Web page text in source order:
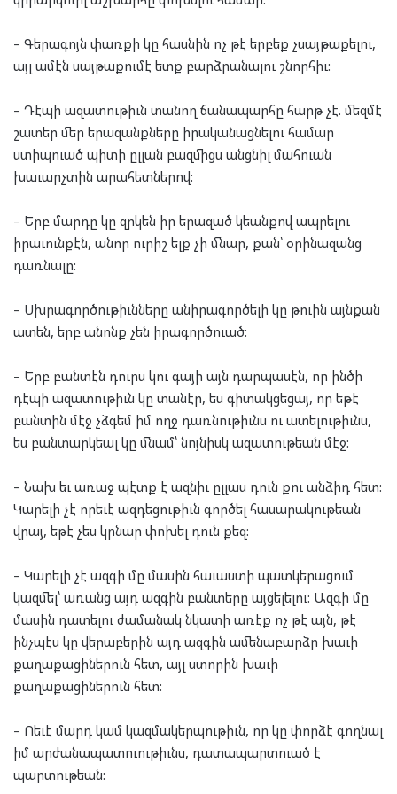
– Գերագոյն փառքի կը հասնին ոչ թէ երբեք չսայթաքելու,
այլ ամէն սայթաքումէ ետք բարձրանալու շնորհիւ:
– Դէպի ազատութիւն տանող ճանապարհը հարթ չէ. մեզմէ
շատեր մեր երազանքները իրականացնելու համար
ստիպուած պիտի ըլլան բազմիցս անցնիլ մահուան
խաւարչտին արահետներով:
– Երբ մարդը կը զրկեն իր երազած կեանքով ապրելու
իրաւունքէն, անոր ուրիշ ելք չի մնար, քան՝ օրինազանց
դառնալը:
– Սխրագործութիւնները անիրագործելի կը թուին այնքան
ատեն, երբ անոնք չեն իրագործուած:
– Երբ բանտէն դուրս կու գայի այն դարպասէն, որ ինծի
դէպի ազատութիւն կը տանէր, ես գիտակցեցայ, որ եթէ
բանտին մէջ չձգեմ իմ ողջ դառնութիւնս ու ատելութիւնս,
ես բանտարկեալ կը մնամ՝ նոյնիսկ ազատութեան մէջ:
– Նախ եւ առաջ պէտք է ազնիւ ըլլաս դուն քու անձիդ հետ:
Կարելի չէ որեւէ ազդեցութիւն գործել հասարակութեան
վրայ, եթէ չես կրնար փոխել դուն քեզ:
– Կարելի չէ ազգի մը մասին հաւաստի պատկերացում
կազմել՝ առանց այդ ազգին բանտերը այցելելու: Ազգի մը
մասին դատելու ժամանակ նկատի առէք ոչ թէ այն, թէ
ինչպէս կը վերաբերին այդ ազգին ամենաբարձր խաւի
քաղաքացիներուն հետ, այլ ստորին խաւի
քաղաքացիներուն հետ:
– Ոեւէ մարդ կամ կազմակերպութիւն, որ կը փորձէ գողնալ
իմ արժանապատուութիւնս, դատապարտուած է
պարտութեան: